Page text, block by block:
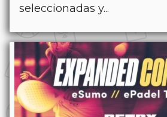
seleccionadas y...